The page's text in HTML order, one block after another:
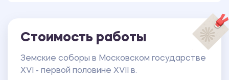
Стоимость работы
Земские соборы в Московском государстве
XVI - первой половине XVII в.